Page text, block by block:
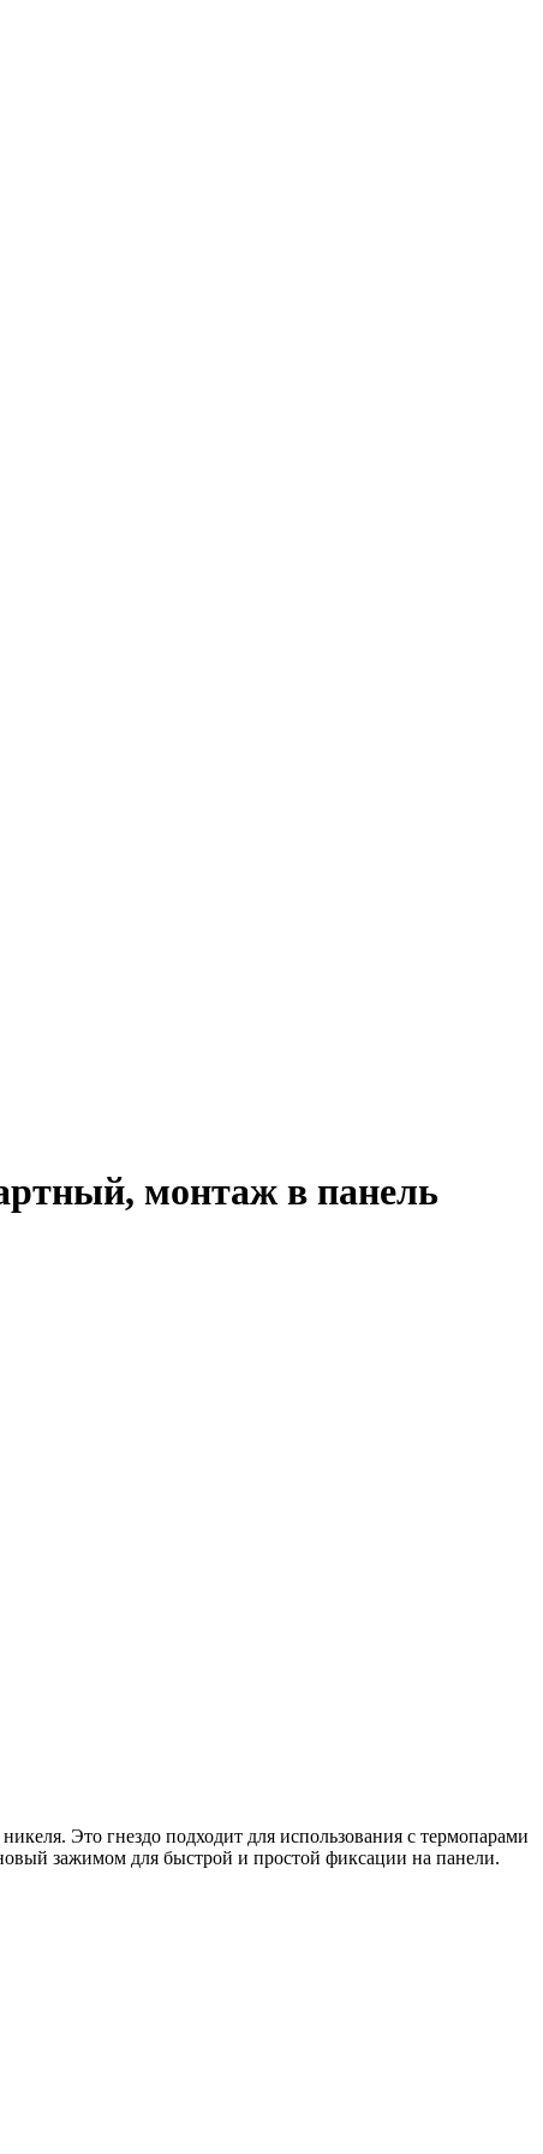
монтаж в панель
Это гнездо подходит для использования с термопарами
зажимом для быстрой и простой фиксации на панели.